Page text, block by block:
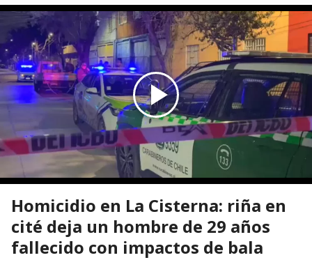
Homicidio en La Cisterna: riña en
cité deja un hombre de 29 años
fallecido con impactos de bala